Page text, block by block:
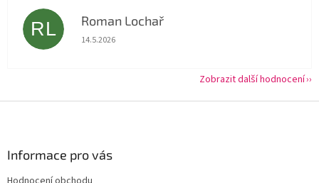
RL Roman Lochař
Hodnocení obchodu je 5 z 5 hvězdiček.
14.5.2026
Zobrazit další hodnocení
Informace pro vás